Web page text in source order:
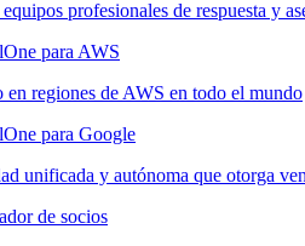
profesionales de respuesta y
para AWS
en regiones de AWS en todo el mundo
para Google
unificada y autónoma que otorga
de socios